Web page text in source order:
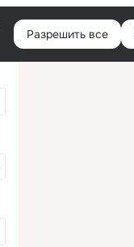
Разрешить все